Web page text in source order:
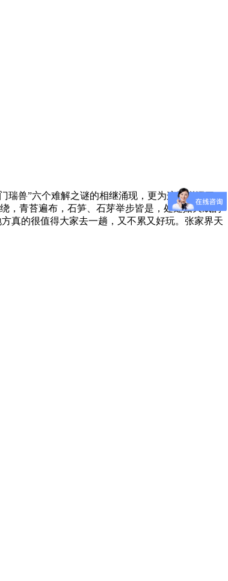
瑞兽”六个难解之谜的相继涌现，更为这里增添了
，青苔遍布，石笋、石芽举步皆是，处处如天成的
真的很值得大家去一趟，又不累又好玩。张家界天